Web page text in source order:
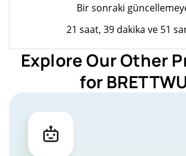
Bir sonraki
21 saat, 39 dakika ve 51
Explore Our Other
for